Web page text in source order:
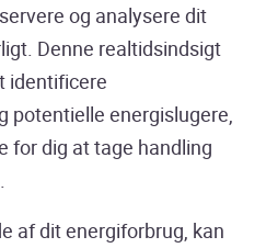
og analysere dit
Denne realtidsindsigt
identificere
potentielle energislugere,
for dig at tage handling
af dit energiforbrug, kan